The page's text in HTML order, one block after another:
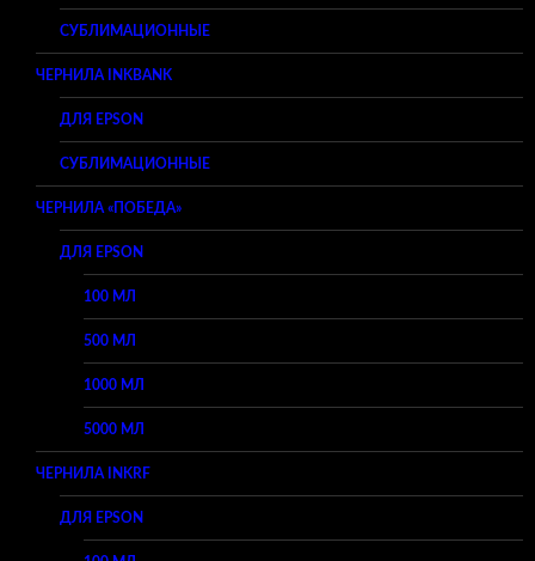
СУБЛИМАЦИОННЫЕ
ЧЕРНИЛА INKBANK
ДЛЯ EPSON
СУБЛИМАЦИОННЫЕ
ЧЕРНИЛА «ПОБЕДА»
ДЛЯ EPSON
100 МЛ
500 МЛ
1000 МЛ
5000 МЛ
ЧЕРНИЛА INKRF
ДЛЯ EPSON